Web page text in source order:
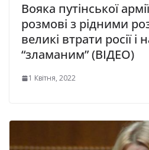
Вояка путінської
розмові з рідними
великі втрати росії і
“зламаним” (ВІДЕО)
1 Квітня, 2022